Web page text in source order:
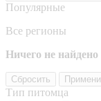
Популярные
Все регионы
Ничего не найдено
Сбросить
Тип питомца